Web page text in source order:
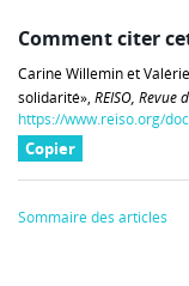
Comment citer
Carine Willemin et
solidarité», REISO,
https://www.reiso.org/
Copier
Sommaire des articles